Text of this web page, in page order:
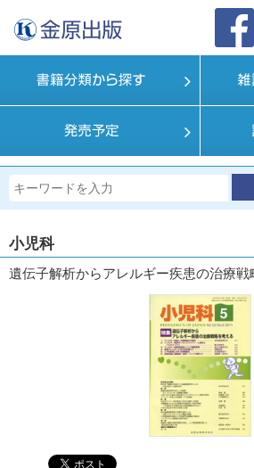
小児科
遺伝子解析からアレルギー疾患の治療戦